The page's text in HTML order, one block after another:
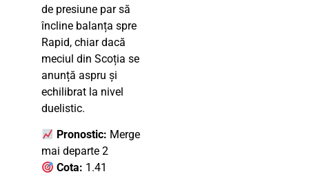
de presiune par să
încline balanța spre
Rapid, chiar dacă
meciul din Scoția se
anunță aspru și
echilibrat la nivel
duelistic.
Pronostic: Merge
mai departe 2
Cota: 1.41